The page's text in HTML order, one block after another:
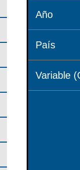
Año
País
Variable